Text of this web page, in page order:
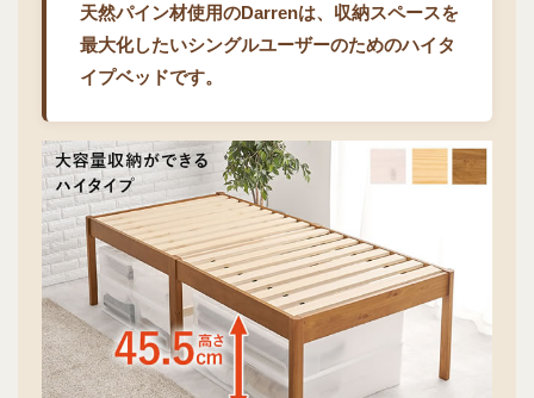
天然パイン材使用のDarrenは、収納スペースを
最大化したいシングルユーザーのためのハイタ
イプベッドです。